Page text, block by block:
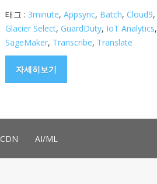
태그 : 3minute, Appsync, Batch, Cloud9,
Glacier Select, GuardDuty, IoT Analytics,
SageMaker, Transcribe, Translate
자세히보기
CDN AI/ML